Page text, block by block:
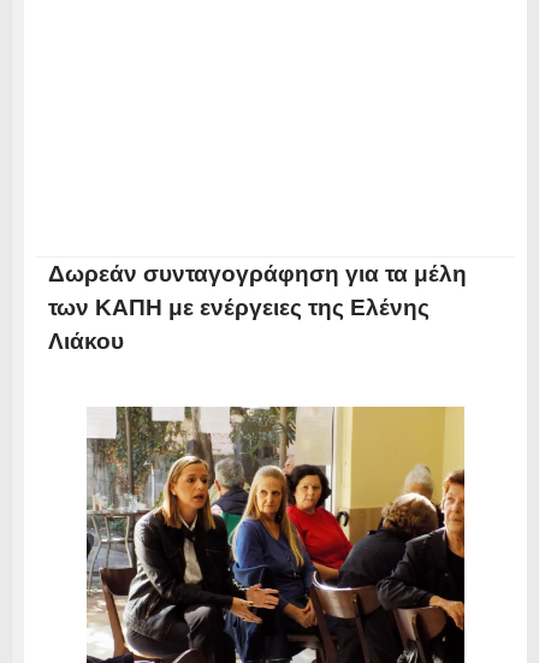
Δωρεάν συνταγογράφηση για τα μέλη
των ΚΑΠΗ με ενέργειες της Ελένης
Λιάκου